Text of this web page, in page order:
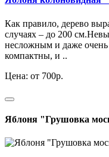
Как правило, дерево
случаях – до 200
несложным и даже очень
компактны, и ..
Цена: от 700р.
Яблоня "Грушовка